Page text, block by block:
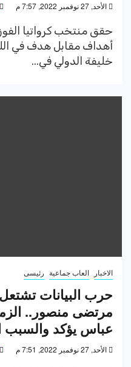
الأحد, 27 نوفمبر 2022, 7:57 م
حقق منتخب كرواتيا
أهداف مقابل هدف في
خليفة الدولي في...
الاخبار العاب جماعية رئيسى
حرب البيانات
مرتضى منصور..
عباس يؤكد
الأحد, 27 نوفمبر 2022, 7:51 م